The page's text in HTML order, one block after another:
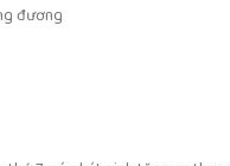
đương